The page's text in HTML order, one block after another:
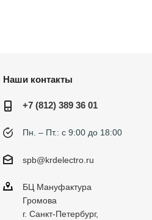
Наши контакты
+7 (812) 389 36 01
Пн. – Пт.: с 9:00 до 18:00
spb@krdelectro.ru
БЦ Мануфактура
Громова
г. Санкт-Петербург,